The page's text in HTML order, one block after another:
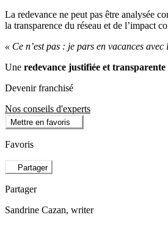
La redevance ne peut pas être analysée
la transparence du réseau et de l’impact
« Ce n’est pas : je pars en vacances avec
Une redevance justifiée et transparente
Devenir franchisé
Nos conseils d'experts
Mettre en favoris
Favoris
Partager
Partager
Sandrine Cazan, writer